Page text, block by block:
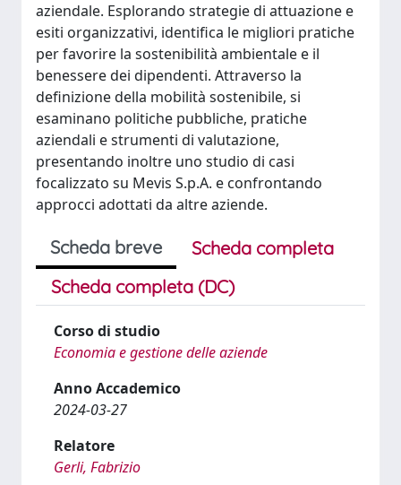
aziendale. Esplorando strategie di attuazione e
esiti organizzativi, identifica le migliori pratiche
per favorire la sostenibilità ambientale e il
benessere dei dipendenti. Attraverso la
definizione della mobilità sostenibile, si
esaminano politiche pubbliche, pratiche
aziendali e strumenti di valutazione,
presentando inoltre uno studio di casi
focalizzato su Mevis S.p.A. e confrontando
approcci adottati da altre aziende.
Scheda breve
Scheda completa
Scheda completa (DC)
Corso di studio
Economia e gestione delle aziende
Anno Accademico
2024-03-27
Relatore
Gerli, Fabrizio